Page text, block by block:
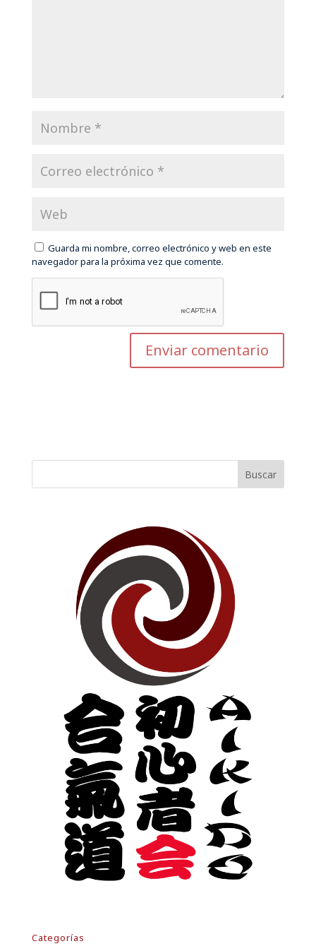
Guarda mi nombre, correo electrónico y web en este
navegador para la próxima vez que comente.
Categorías